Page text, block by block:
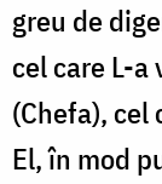
greu de
cel care L-
(Chefa), cel
El, în mod